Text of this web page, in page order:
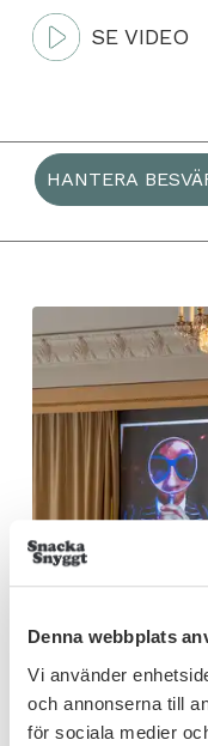
Denna webbplats
Vi använder
och annonserna till
för sociala medier
SE VIDEO
HANTERA